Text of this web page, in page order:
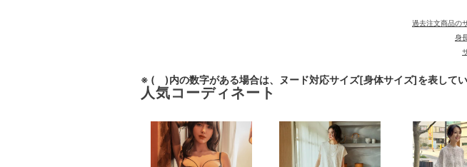
過去注文商品の
身
※ ( )内の数字がある場合は、ヌード対応サイズ[身体サイズ]を表してい
人気コーディネート